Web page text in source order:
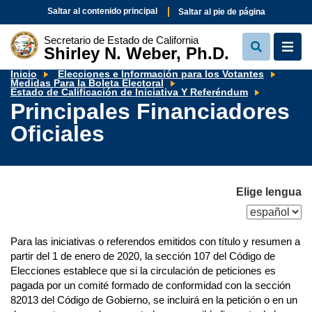
Saltar al contenido principal Saltar al pie de página
Secretario de Estado de California
Shirley N. Weber, Ph.D.
View
Search
View
Inicio
Elecciones e Información para los Votantes
Medidas Para la Boleta Electoral
Estado de Calificación de Iniciativa Y Referéndum
Oficiales
Principales Financiadores
Oficiales
Elige lengua
Para las iniciativas o referendos emitidos con título y resumen a
partir del 1 de enero de 2020, la sección 107 del Código de
Elecciones establece que si la circulación de peticiones es
pagada por un comité formado de conformidad con la sección
82013 del Código de Gobierno, se incluirá en la petición o en un